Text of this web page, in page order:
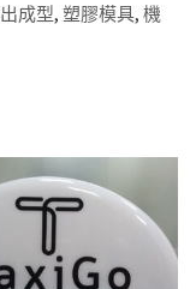
成型, 塑膠模具, 機